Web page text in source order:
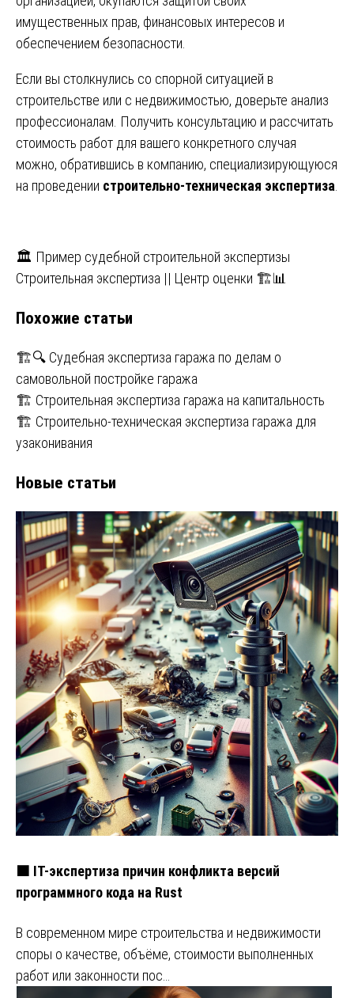
имущественных прав, финансовых интересов и
обеспечением безопасности.
Если вы столкнулись со спорной ситуацией в
строительстве или с недвижимостью, доверьте анализ
профессионалам. Получить консультацию и рассчитать
стоимость работ для вашего конкретного случая
можно, обратившись в компанию, специализирующуюся
на проведении строительно-техническая экспертиза
Навигация
по
записям
🏛️ Пример судебной строительной экспертизы
Строительная экспертиза || Центр оценки 🏗️📊
Похожие статьи
🏗️🔍 Судебная экспертиза гаража по делам о
самовольной постройке гаража
🏗️ Строительная экспертиза гаража на капитальность
🏗️ Строительно-техническая экспертиза гаража для
узаконивания
Новые статьи
🟧 IT-экспертиза причин конфликта версий
программного кода на Rust
В современном мире строительства и недвижимости
споры о качестве, объёме, стоимости выполненных
работ или законности пос…